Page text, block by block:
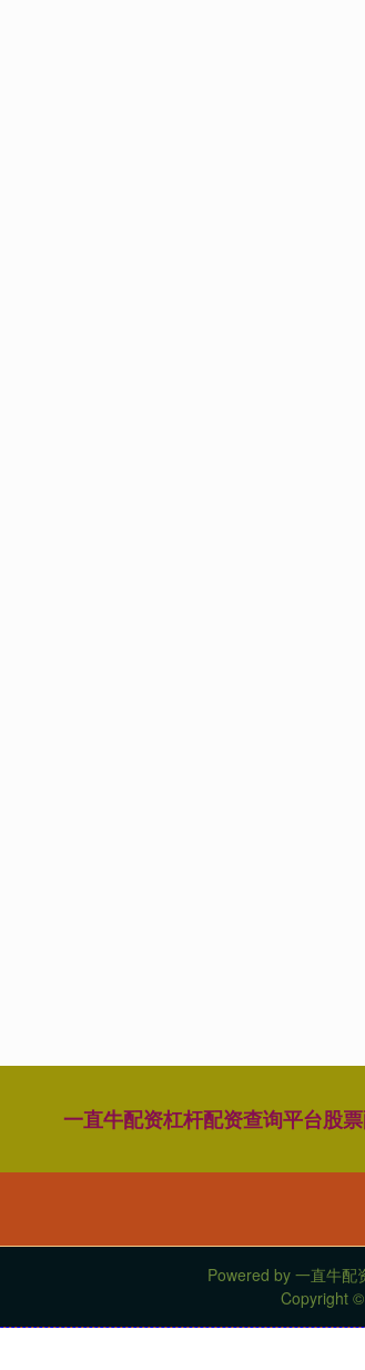
一直牛配资杠杆配资查询平台股
Powered by 一直牛配
Copyright